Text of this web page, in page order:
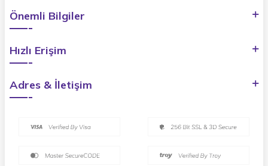
Önemli Bilgiler
Hızlı Erişim
Adres & İletişim